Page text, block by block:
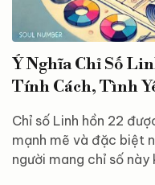
Ý Nghĩa Chỉ Số
Tính Cách, Tình
Chỉ số Linh hồn 22
mạnh mẽ và đặc biệt
người mang chỉ số